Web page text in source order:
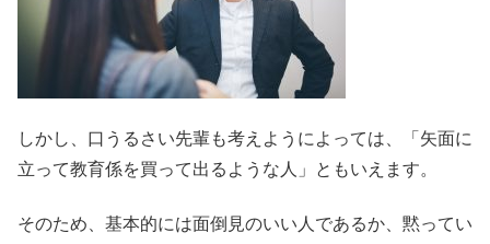
しかし、口うるさい先輩も考えようによっては、「矢面に
立って教育係を買って出るような人」ともいえます。
そのため、基本的には面倒見のいい人であるか、黙ってい